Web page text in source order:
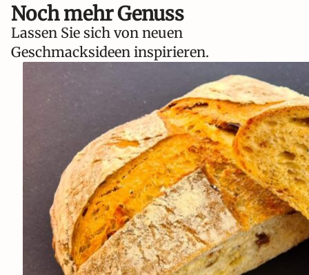
Noch mehr Genuss
Lassen Sie sich von neuen
Geschmacksideen inspirieren.